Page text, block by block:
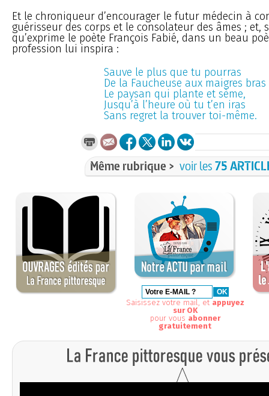
Et le chroniqueur d’encourager le futur médecin à
guérisseur des corps et le consolateur des âmes ;
qu’exprime le poète François Fabié, dans un beau
profession lui inspira :
Sauve le plus que tu pourras
De la Faucheuse aux maigres bras
Le paysan qui plante et sème,
Jusqu’à l’heure où tu t’en iras
Sans regret la trouver toi-même.
Même rubrique > voir les75
Saisissez votre mail, et appuyez
sur OK
pour vous abonner
gratuitement